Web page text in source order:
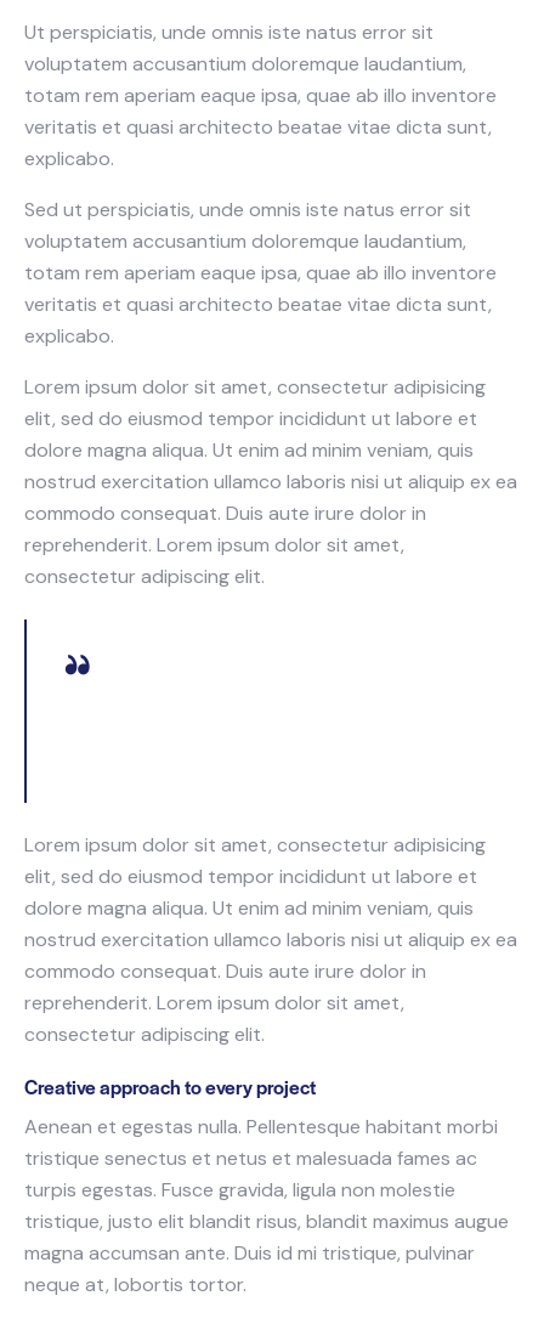
Ut perspiciatis, unde omnis iste natus error sit
voluptatem accusantium doloremque laudantium,
totam rem aperiam eaque ipsa, quae ab illo inventore
veritatis et quasi architecto beatae vitae dicta sunt,
explicabo.
Sed ut perspiciatis, unde omnis iste natus error sit
voluptatem accusantium doloremque laudantium,
totam rem aperiam eaque ipsa, quae ab illo inventore
veritatis et quasi architecto beatae vitae dicta sunt,
explicabo.
Lorem ipsum dolor sit amet, consectetur adipisicing
elit, sed do eiusmod tempor incididunt ut labore et
dolore magna aliqua. Ut enim ad minim veniam, quis
nostrud exercitation ullamco laboris nisi ut aliquip ex ea
commodo consequat. Duis aute irure dolor in
reprehenderit. Lorem ipsum dolor sit amet,
consectetur adipiscing elit.
Lorem ipsum dolor sit amet, consectetur adipisicing
elit, sed do eiusmod tempor incididunt ut labore et
dolore magna aliqua. Ut enim ad minim veniam, quis
nostrud exercitation ullamco laboris nisi ut aliquip ex ea
commodo consequat. Duis aute irure dolor in
reprehenderit. Lorem ipsum dolor sit amet,
consectetur adipiscing elit.
Creative approach to every project
Aenean et egestas nulla. Pellentesque habitant morbi
tristique senectus et netus et malesuada fames ac
turpis egestas. Fusce gravida, ligula non molestie
tristique, justo elit blandit risus, blandit maximus augue
magna accumsan ante. Duis id mi tristique, pulvinar
neque at, lobortis tortor.